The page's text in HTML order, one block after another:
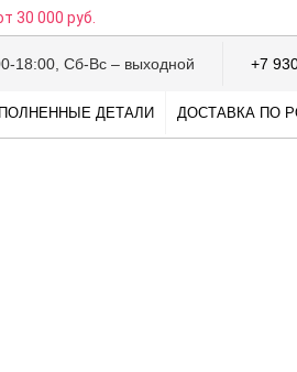
30 000 руб.
18:00, Сб-Вс – выходной +7
ДЕТАЛИ ДОСТАВКА ПО